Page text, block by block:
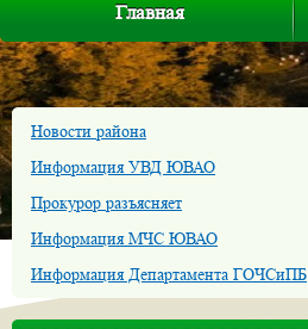
Главная
Новости района
Информация УВД ЮВАО
Прокурор разъясняет
Информация МЧС ЮВАО
Информация Департамента ГОЧСиПБ